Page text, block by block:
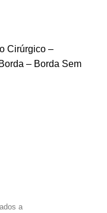
Cirúrgico –
– Borda Sem
a